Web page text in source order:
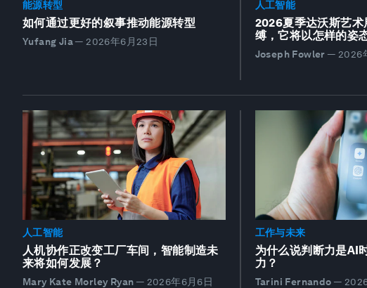
能源转型
如何通过更好的叙事推动能源转型
Yufang Jia— 2026年6月23日
人工智能
2026夏季达沃斯艺术
缚，它将以怎样的姿
Joseph Fowler — 2026
人工智能
人机协作正改变工厂车间，智能制造未
来将如何发展？
Mary Kate Morley Ryan — 2026年6月6日
工作与未来
为什么说判断力是AI
力？
Tarini Fernando —